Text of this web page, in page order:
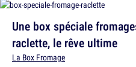
Une box spéciale
raclette, le rêve ultime
La Box Fromage